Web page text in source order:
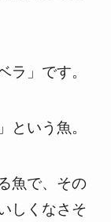
ラ」です。
という魚。
魚で、その
しくなさそ